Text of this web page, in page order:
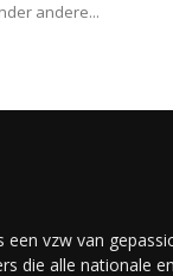
andere...
een vzw van
die alle nationale